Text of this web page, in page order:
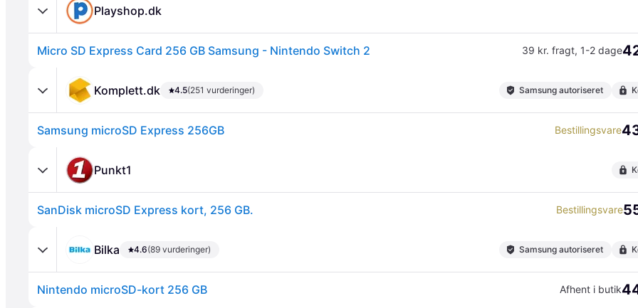
Playshop.dk
Micro SD Express Card 256 GB Samsung - Nintendo Switch 2 39 kr. fragt, 1-2 dage
Komplett.dk 4.5(251 vurderinger) Samsung autoriseret
Samsung microSD Express 256GB Bestillingsvare
Punkt1
SanDisk microSD Express kort, 256 GB. Bestillingsvare
Bilka 4.6(89 vurderinger) Samsung autoriseret
Nintendo microSD-kort 256 GB Afhent i butik